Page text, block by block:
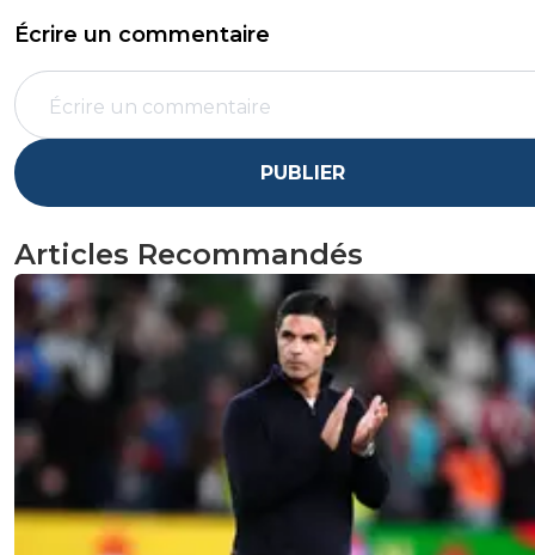
Écrire un commentaire
PUBLIER
Articles Recommandés